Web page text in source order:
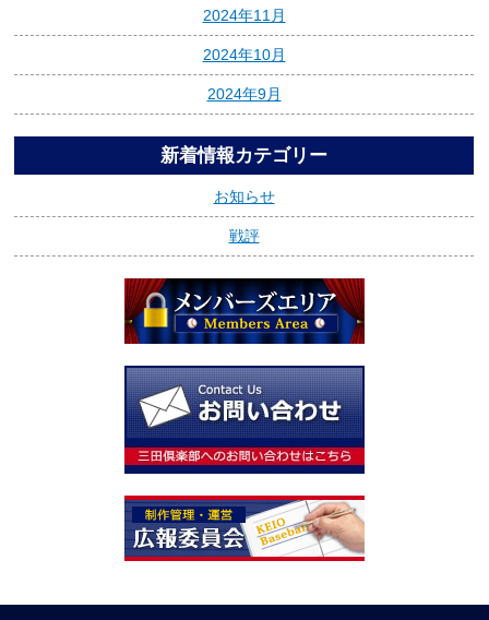
2024年11月
2024年10月
2024年9月
新着情報カテゴリー
お知らせ
戦評